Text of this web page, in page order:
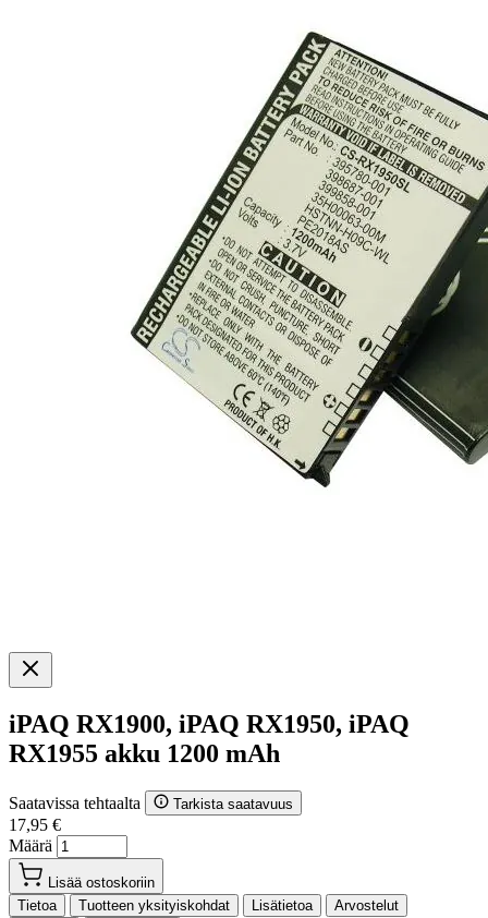
iPAQ RX1900, iPAQ RX1950, iPAQ
RX1955 akku 1200 mAh
Saatavissa tehtaalta Tarkista saatavuus
17,95 €
Määrä
Lisää ostoskoriin
Tietoa
Tuotteen yksityiskohdat Lisätietoa
Arvostelut